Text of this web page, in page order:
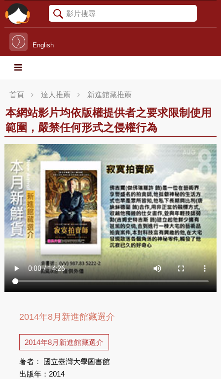
English
首頁 達人推薦 新進館藏推薦
本網站影片均依版權提供者之要求限制使用
範圍，嚴禁任何形式之侵權行為
2014年8月新進館藏選介
2014年8月新進館藏選介
著者： 國立臺灣大學圖書館
出版年：2014